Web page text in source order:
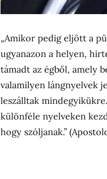
„Amikor pedig eljött a
ugyanazon a helyen,
támadt az égből, amely
valamilyen lángnyelvek
leszálltak
különféle nyelveken
hogy szóljanak.”